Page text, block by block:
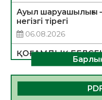
Ауыл шаруашылығы
негізгі тірегі
06.08.2026
ҚОҒАМДЫҚ
ДАМУЫНЫҢ
06.08.2026
ҚҰРЫЛТАЙ